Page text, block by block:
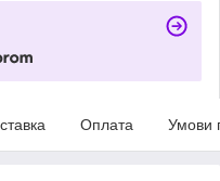
Оплата Умови